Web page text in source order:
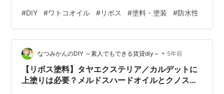
て使えます。（タヤエクステリアは屋外や水廻りにも向
きます） 施工時の嫌な匂いもなく、スポンジなどでざっ
くり塗ってふき取るだけと、とっても簡単！初心者さん
や小さなお子様、ペットと暮らす方に特におすすめした
い塗料です。 カルデットとタヤエクステリアは混…
#DIY #ワトコオイル #リボス #塗料・塗装 #防水性
なつみかんのDIY ～素人でもできる賃貸diy～ • 5年前
【リボス塗料】タヤエクステリア／カルデットに
上塗りは必要？メルドスハードオイルとクノスで